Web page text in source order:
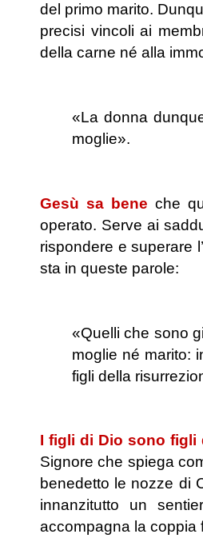
del primo marito.
precisi vincoli ai
della carne né alla
«La donna
moglie».
Gesù sa bene che
operato. Serve ai
rispondere e superare
sta in queste parole:
«Quelli che sono
moglie né marito:
figli della
I figli di Dio sono figli
Signore che spiega
benedetto le nozze di
innanzitutto un
accompagna la coppia